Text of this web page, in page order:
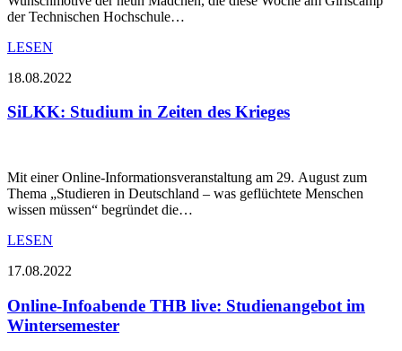
der Technischen Hochschule…
LESEN
18.08.2022
SiLKK: Studium in Zeiten des Krieges
Mit einer Online-Informationsveranstaltung am 29. August zum
Thema „Studieren in Deutschland – was geflüchtete Menschen
wissen müssen“ begründet die…
LESEN
17.08.2022
Online-Infoabende THB live: Studienangebot im
Wintersemester